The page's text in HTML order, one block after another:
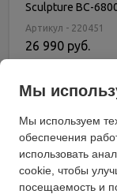
Sculpture BC-
Артикул - 220451
26 990 руб.
Мы
Мы используем
обеспечения
использовать
cookie, чтобы
посещаемость и